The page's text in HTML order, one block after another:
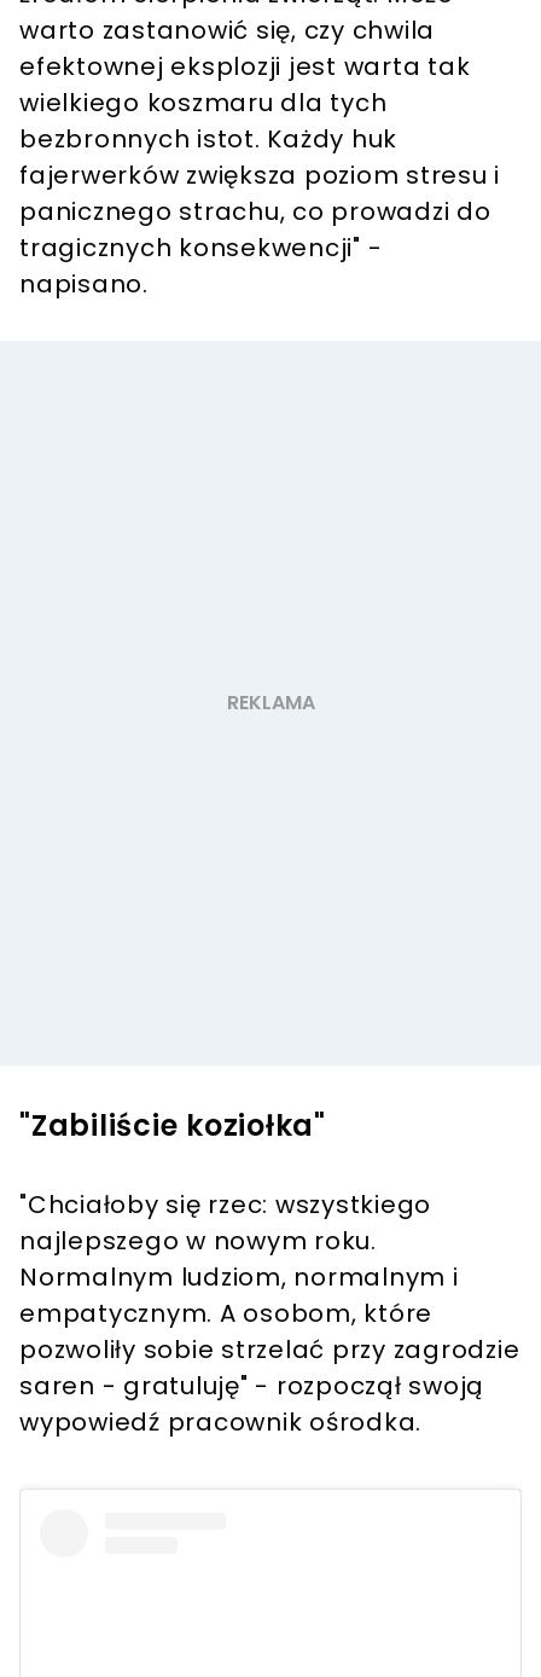
warto zastanowić się, czy chwila
efektownej eksplozji jest warta tak
wielkiego koszmaru dla tych
bezbronnych istot. Każdy huk
fajerwerków zwiększa poziom stresu i
panicznego strachu, co prowadzi do
tragicznych konsekwencji" -
napisano.
"Zabiliście koziołka"
"Chciałoby się rzec: wszystkiego
najlepszego w nowym roku.
Normalnym ludziom, normalnym i
empatycznym. A osobom, które
pozwoliły sobie strzelać przy zagrodzie
saren - gratuluję" - rozpoczął swoją
wypowiedź pracownik ośrodka.